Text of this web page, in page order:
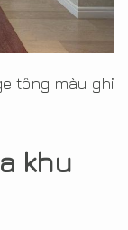
tông màu ghi
khu